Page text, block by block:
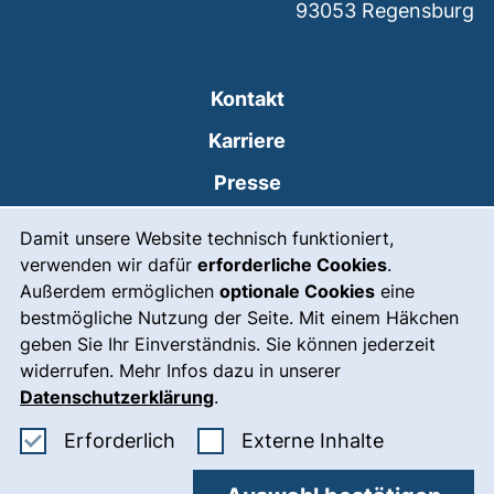
Damit unsere Website technisch funktioniert,
verwenden wir dafür erforderliche Cookies.
Außerdem ermöglichen optionale Cookies eine
bestmögliche Nutzung der Seite. Mit einem Häkchen
geben Sie Ihr Einverständnis. Sie können jederzeit
widerrufen. Mehr Infos dazu in unserer
Datenschutzerklärung.
Erforderlich Erforderliche Cookies akzeptieren
Externe Inhalte: Externe
Kontakt
Karriere
Presse
Leichte Sprache
Gebärdensprache
Notfall(externer Link, öffnet
Impressum
Barrierefreiheit
Datenschutz
93053 Regensburg